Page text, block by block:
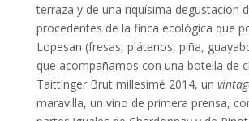
terraza y de una riquísima degustación
procedentes de la finca ecológica que
Lopesan (fresas, plátanos, piña,
que acompañamos con una botella de
Taittinger Brut millesimé 2014, un
maravilla, un vino de primera prensa,